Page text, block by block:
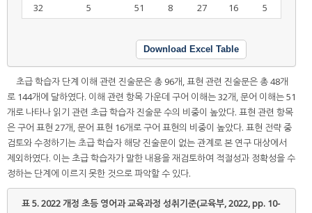
32
5 51 8 27 16 5
Download Excel Table
초급 학습자 단계 이해 관련 진술문은 총 96개, 표현 관련 진술문은 총 48개
로 144개에 달하였다. 이해 관련 항목 가운데 구어 이해는 32개, 문어 이해는 51
개로 나타나 읽기 관련 초급 학습자 진술문 수의 비중이 높았다. 표현 관련 항목
은 구어 표현 27개, 문어 표현 16개로 구어 표현의 비중이 높았다. 표현 전략 중
검토와 수정하기는 초급 학습자 해당 진술문이 없는 관계로 본 연구 대상에서
제외하였다. 이는 초급 학습자가 말한 내용을 재검토하여 적절성과 정확성을 수
정하는 단계에 이르지 못한 것으로 파악할 수 있다.
표 5.2022 개정 초등 영어과 교육과정 성취기준(교육부, 2022, pp. 10-